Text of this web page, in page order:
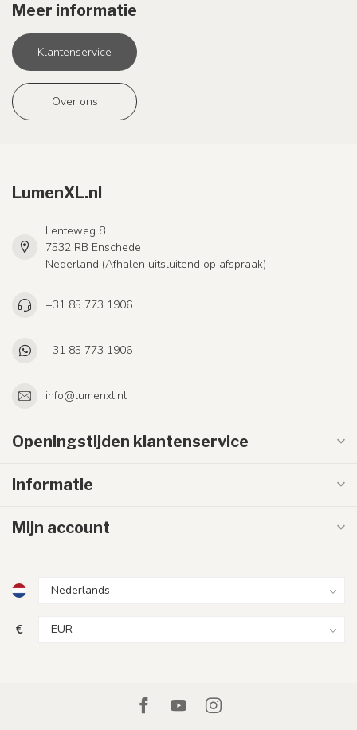
Meer informatie
Klantenservice
Over ons
LumenXL.nl
Lenteweg 8
7532 RB Enschede
Nederland (Afhalen uitsluitend op afspraak)
+31 85 773 1906
+31 85 773 1906
info@lumenxl.nl
Openingstijden klantenservice
Informatie
Mijn account
€